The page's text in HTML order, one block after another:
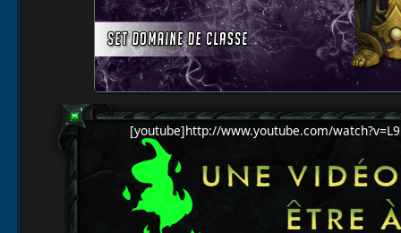
[youtube]http://www.youtube.com/